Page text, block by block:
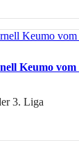
Keumo
3. Liga